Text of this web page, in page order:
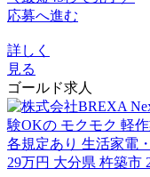
応募へ進む
詳しく
見る
ゴールド求人